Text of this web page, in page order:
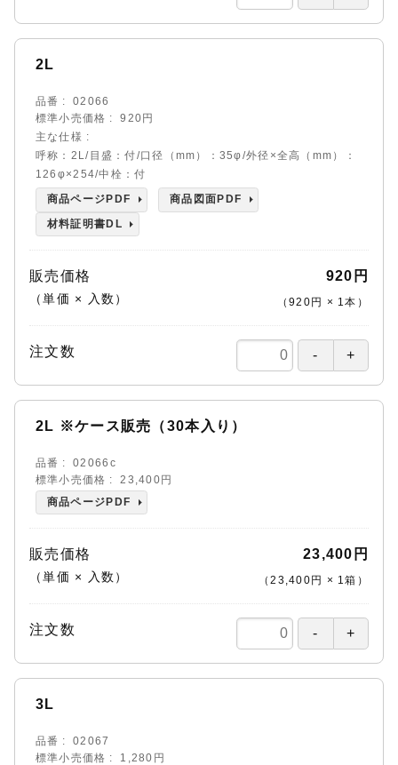
2L
品番
02066
標準小売価格
920円
主な仕様
呼称：2L/目盛：付/口径（mm）：35φ/外径×全高（mm）：
126φ×254/中栓：付
商品ページPDF
商品図面PDF
材料証明書DL
販売価格
（単価 × 入数）
920円
（920円 × 1本 ）
注文数
2L ※ケース販売（30本入り）
品番
02066c
標準小売価格
23,400円
商品ページPDF
販売価格
（単価 × 入数）
23,400円
（23,400円 × 1箱 ）
注文数
3L
品番
02067
標準小売価格
1,280円